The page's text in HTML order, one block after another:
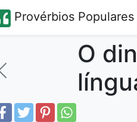
Provérbios Populares
O